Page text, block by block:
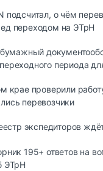
подсчитал, о чём
переходом на ЭТрН
периода
крае проверили
перевозчики
экспедиторов
195+ ответов на
ЭТрН